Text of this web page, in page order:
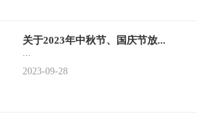
关于2023年中秋节、国庆节放...
2023-09-28